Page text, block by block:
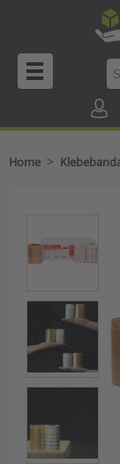
Home >